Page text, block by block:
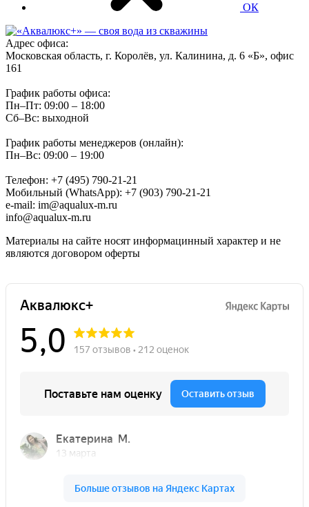
ОК
Адрес офиса:
Московская область, г. Королёв, ул. Калинина, д. 6 «Б», офис
161
График работы офиса:
Пн–Пт: 09:00 – 18:00
Сб–Вс: выходной
График работы менеджеров (онлайн):
Пн–Вс: 09:00 – 19:00
Телефон: +7 (495) 790-21-21
Мобильный (WhatsApp): +7 (903) 790-21-21
e-mail: im@aqualux-m.ru
info@aqualux-m.ru
Материалы на сайте носят информацинный характер и не
являются договором оферты